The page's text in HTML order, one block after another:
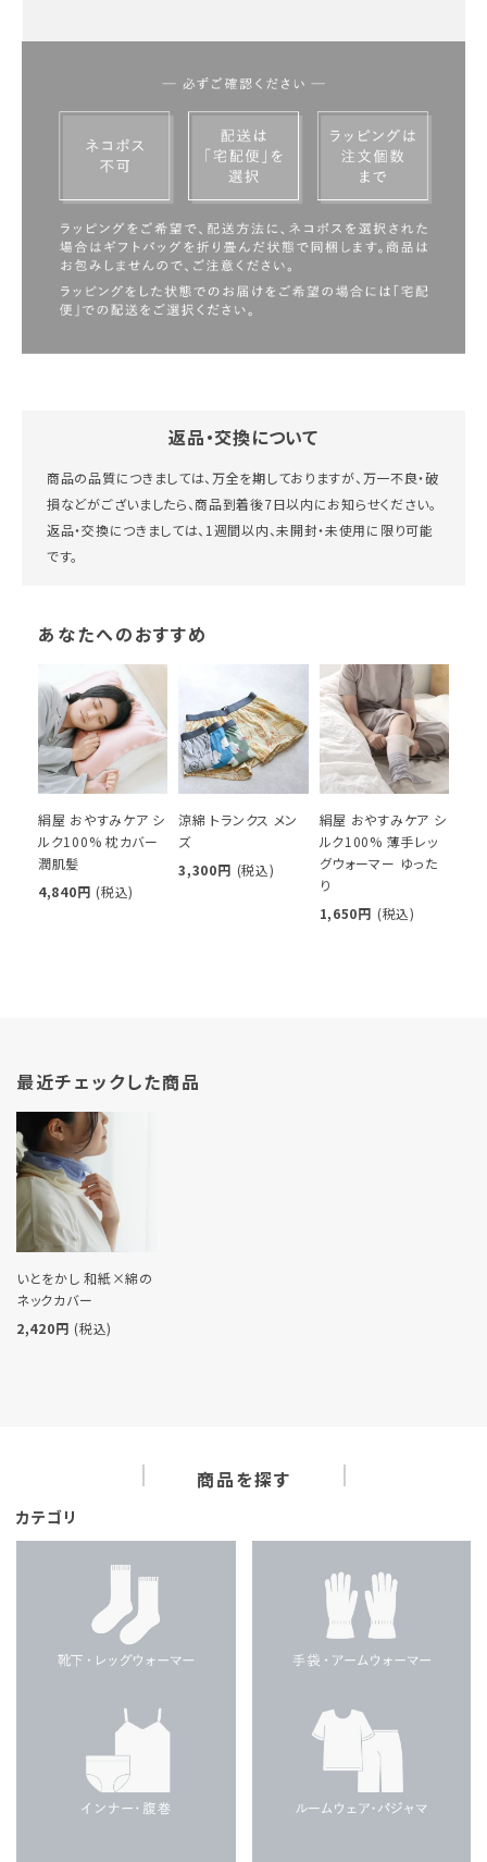
返品・交換について
商品の品質につきましては、万全を期しておりますが、万一不良・破
損などがございましたら、商品到着後7日以内にお知らせください。
返品・交換につきましては、1週間以内、未開封・未使用に限り可能
です。
あなたへのおすすめ
絹屋 おやすみケア シ
ルク100% 枕カバー
潤肌髪
4,840円 (税込)
涼綿 トランクス メン
ズ
3,300円 (税込)
絹屋 おやすみケア シ
ルク100% 薄手レッ
グウォーマー ゆった
り
1,650円 (税込)
最近チェックした商品
いとをかし 和紙×綿の
ネックカバー
2,420円 (税込)
商品を探す
カテゴリ